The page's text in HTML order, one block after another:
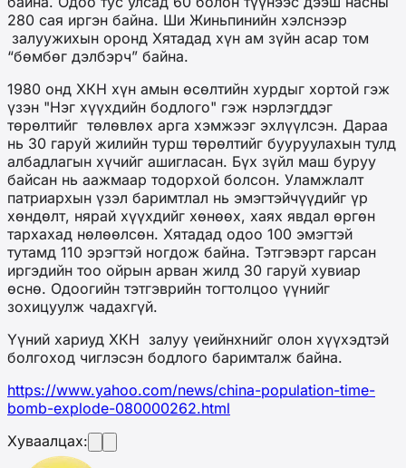
280 сая иргэн байна. Ши Жиньпинийн хэлснээр
залуужихын оронд Хятадад хүн ам зүйн асар том
“бөмбөг дэлбэрч” байна.
1980 онд ХКН хүн амын өсөлтийн хурдыг хортой гэж
үзэн "Нэг хүүхдийн бодлого" гэж нэрлэгддэг
төрөлтийг төлөвлөх арга хэмжээг эхлүүлсэн. Дараа
нь 30 гаруй жилийн турш төрөлтийг бууруулахын тулд
албадлагын хүчийг ашигласан. Бүх зүйл маш буруу
байсан нь аажмаар тодорхой болсон. Уламжлалт
патриархын үзэл баримтлал нь эмэгтэйчүүдийг үр
хөндөлт, нярай хүүхдийг хөнөөх, хаях явдал өргөн
тархахад нөлөөлсөн. Хятадад одоо 100 эмэгтэй
тутамд 110 эрэгтэй ногдож байна. Тэтгэвэрт гарсан
иргэдийн тоо ойрын арван жилд 30 гаруй хувиар
өснө. Одоогийн тэтгэврийн тогтолцоо үүнийг
зохицуулж чадахгүй.
Үүний хариуд ХКН залуу үеийнхнийг олон хүүхэдтэй
болгоход чиглэсэн бодлого баримталж байна.
https://www.yahoo.com/news/china-population-time-
bomb-explode-080000262.html
Хуваалцах: